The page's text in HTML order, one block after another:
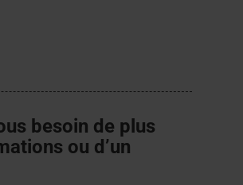
besoin de plus
ou d’un